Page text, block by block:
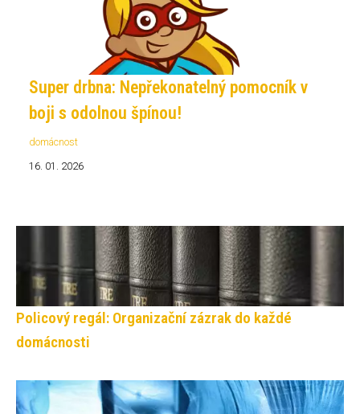
Super drbna: Nepřekonatelný pomocník v
boji s odolnou špínou!
domácnost
16. 01. 2026
Policový regál: Organizační zázrak do každé
domácnosti